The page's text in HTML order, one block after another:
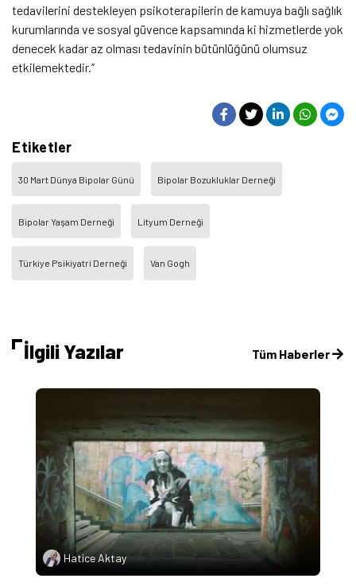
tedavilerini destekleyen psikoterapilerin de kamuya bağlı sağlık
kurumlarında ve sosyal güvence kapsamında ki hizmetlerde yok
denecek kadar az olması tedavinin bütünlüğünü olumsuz
etkilemektedir.’’
Etiketler
30 Mart Dünya Bipolar Günü Bipolar Bozukluklar Derneği
Bipolar Yaşam Derneği Lityum Derneği
Türkiye Psikiyatri Derneği Van Gogh
İlgili Yazılar Tüm Haberler
Hatice Aktay